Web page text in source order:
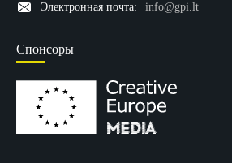
Электронная почта:
info@gpi.lt
Спонсоры